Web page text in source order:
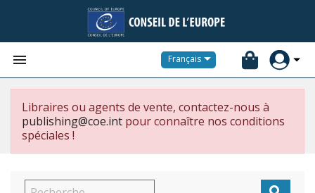
 Français
Libraires ou agents de vente, contactez-nous à
publishing@coe.int pour connaître nos conditions
spéciales !